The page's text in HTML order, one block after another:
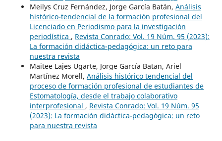
Meilys Cruz Fernández, Jorge García Batán, Análisis
histórico-tendencial de la formación profesional del
Licenciado en Periodismo para la investigación
periodística , Revista Conrado: Vol. 19 Núm. 95 (2023):
La formación didáctica-pedagógica: un reto para
nuestra revista
Maitee Lajes Ugarte, Jorge García Batan, Ariel
Martínez Morell, Análisis histórico tendencial del
proceso de formación profesional de estudiantes de
Estomatología, desde el trabajo colaborativo
interprofesional , Revista Conrado: Vol. 19 Núm. 95
(2023): La formación didáctica-pedagógica: un reto
para nuestra revista